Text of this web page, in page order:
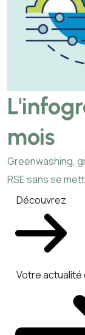
mois
Greenwashing,
RSE sans se
Découvrez
Votre actualité